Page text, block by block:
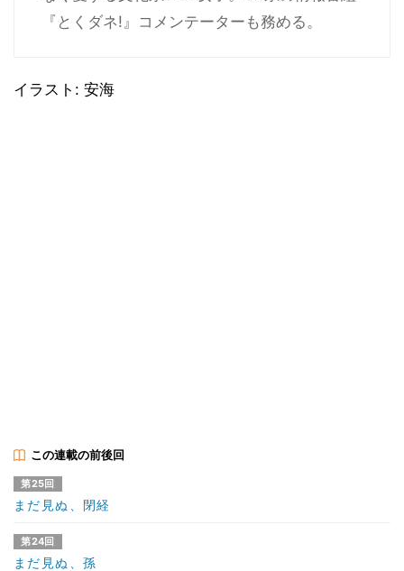
『とくダネ!』コメンテーターも務める。
イラスト: 安海
この連載の前後回
第25回
まだ見ぬ、閉経
第24回
まだ見ぬ、孫